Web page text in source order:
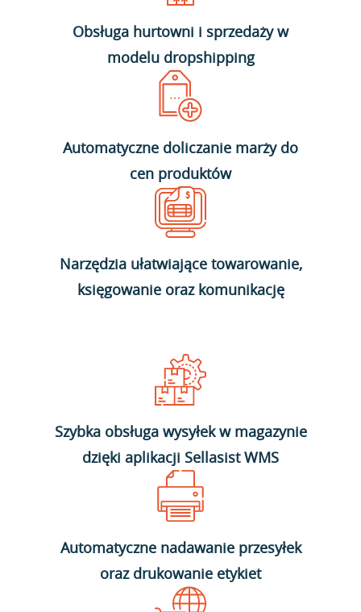
Obsługa hurtowni i sprzedaży w
modelu dropshipping
Automatyczne doliczanie marży do
cen produktów
Narzędzia ułatwiające towarowanie,
księgowanie oraz komunikację
Szybka obsługa wysyłek w magazynie
dzięki aplikacji Sellasist WMS
Automatyczne nadawanie przesyłek
oraz drukowanie etykiet